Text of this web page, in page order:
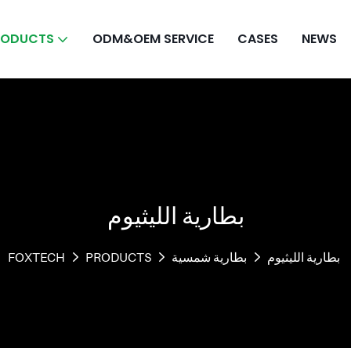
ODM&OEM SERVICE CASES NEWS
بطارية الليثيوم
FOXTECH PRODUCTS بطارية شمسية بطارية الليثيوم